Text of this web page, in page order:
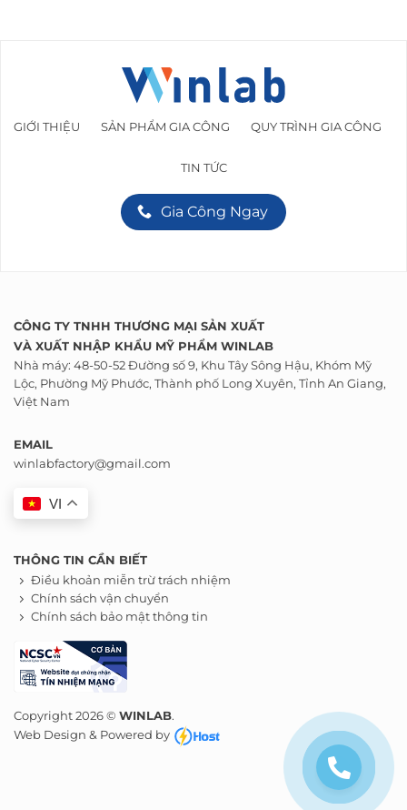
GIỚI THIỆU SẢN PHẨM GIA CÔNG QUY TRÌNH GIA CÔNG
TIN TỨC
Gia Công Ngay
CÔNG TY TNHH THƯƠNG MẠI SẢN XUẤT
VÀ XUẤT NHẬP KHẨU MỸ PHẨM WINLAB
Nhà máy: 48-50-52 Đường số 9, Khu Tây Sông Hậu, Khóm Mỹ
Lộc, Phường Mỹ Phước, Thành phố Long Xuyên, Tỉnh An Giang,
Việt Nam
EMAIL
winlabfactory@gmail.com
VI
THÔNG TIN CẦN BIẾT
Điều khoản miễn trừ trách nhiệm
Chính sách vận chuyển
Chính sách bảo mật thông tin
Copyright 2026 © WINLAB.
Web Design & Powered by